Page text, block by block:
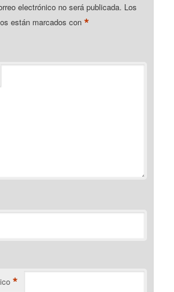
electrónico no será publicada. Los
están marcados con*
*